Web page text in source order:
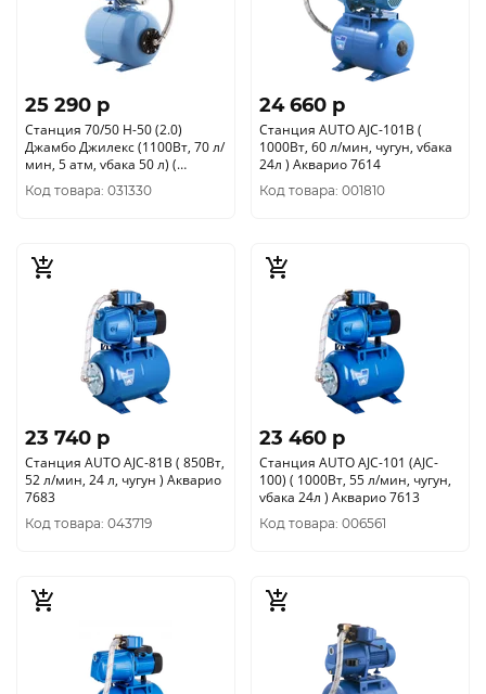
25 290 p
Станция 70/50 Н-50 (2.0)
Джамбо Джилекс (1100Вт, 70 л/
мин, 5 атм, vбака 50 л) (
4752/3722)
Код товара: 031330
24 660 p
Станция AUTO AJC-101B (
1000Вт, 60 л/мин, чугун, vбака
24л ) Акварио 7614
Код товара: 001810
23 740 p
Станция AUTO AJC-81В ( 850Вт,
52 л/мин, 24 л, чугун ) Акварио
7683
Код товара: 043719
23 460 p
Станция AUTO AJC-101 (AJC-
100) ( 1000Вт, 55 л/мин, чугун,
vбака 24л ) Акварио 7613
Код товара: 006561